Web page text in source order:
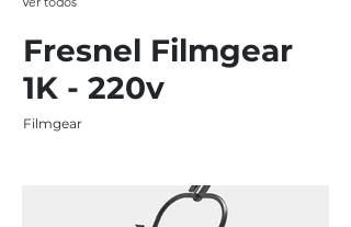
Fresnel Filmgear
1K - 220v
Filmgear